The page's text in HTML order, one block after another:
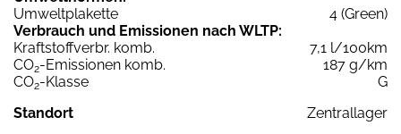
Umweltplakette
4 (Green)
Verbrauch und Emissionen nach WLTP:
Kraftstoffverbr. komb.
7,1 l/100km
CO2-Emissionen komb.
187 g/km
CO2-Klasse
G
Standort
Zentrallager